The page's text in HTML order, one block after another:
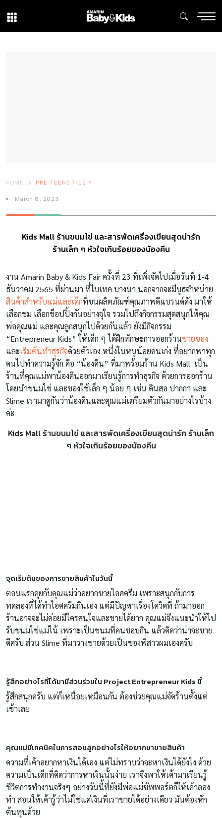
HOME PRE-TEENS 7-12 Y
March 8, 2023
Kids Mall ร้านขนมไข่ และสารพัดเครื่องเขียนสุดน่ารัก
ร้านเล็ก ๆ หัวใจเกินร้อยของน้องคีน
งาน Amarin Baby & Kids Fair ครั้งที่ 23 ที่เพิ่งจัดไปเมื่อวันที่ 1-4
ธันวาคม 2565 ที่ผ่านมา ที่ไบเทค บางนา นอกจากจะมีบูธจำหน่าย
สินค้าสำหรับแม่และเด็กที่ขนผลิตภัณฑ์คุณภาพดีแบรนด์ดัง มาให้
เลือกชม เลือกช็อปปิ้งกันอย่างจุใจ รวมไปถึงกิจกรรมสุดสนุกให้คุณ
พ่อคุณแม่ และคุณลูกสนุกไปด้วยกันแล้ว ยังมีกิจกรรม
“Entrepreneur Kids” ให้เด็ก ๆ ได้ฝึกทักษะการออกร้านขายของ
และเริ่มต้นทำธุรกิจด้วยตัวเอง หนึ่งในหนูน้อยคนเก่ง ที่อยากพาทุก
คนไปทำความรู้จัก คือ “น้องคีน” ที่มาพร้อมร้าน Kids Mall เป็น
ร้านที่คุณแม่พาน้องคีนออกมาเรียนรู้การทำธุรกิจ ด้วยการออกร้าน
โดยนำขนมไข่ และของใช้เล็ก ๆ น้อย ๆ เช่น ดินสอ ปากกา และ
Slime เรามาดูกันว่าน้องคีนและคุณแม่เตรียมตัวกันมาอย่างไรบ้าง
ค่ะ
Kids Mall ร้านขนมไข่ และสารพัดเครื่องเขียนสุดน่ารัก ร้านเล็ก
ๆ หัวใจเกินร้อยของน้องคีน
จุดเริ่มต้นของการขายสินค้าในวันนี้
ตอนแรกคุยกับคุณแม่ว่าอยากขายไอศครีม เพราะสนุกกับการ
ทดลองที่ได้ทำไอศครีมกินเอง แต่มีปัญหาเรื่องโควิดที่ ถ้ามาออก
ร้านอาจจะไม่ค่อยมีใครสนใจและขายได้ยาก คุณแม่จึงแนะนำให้ไป
รับขนมไข่แม่ไน้ เพราะเป็นขนมที่คนชอบกิน แล้วคิดว่าน่าจะขาย
ดีครับ ส่วน Slime ที่มาวางขายด้วยเป็นของพี่สาวผมเองครับ
รู้สึกอย่างไรที่ได้มามีส่วนร่วมใน Project Entrepreneur Kids นี้
รู้สึกสนุกครับ แต่ก็เหนื่อยเหมือนกัน ต้องช่วยคุณแม่จัดร้านตั้งแต่
เช้าเลย
คุณแม่มีเทคนิคในการสอนลูกอย่างไรให้อยากมาขายสินค้า
ความที่เค้าอยากหาเงินได้เอง แต่ไม่ทราบว่าจะหาเงินได้ยังไง ด้วย
ความเป็นเด็กที่คิดว่าการหาเงินนั้นง่าย เราจึงพาให้เค้ามาเรียนรู้
ชีวิตการทำงานจริงๆ อย่างวันนี้ที่ยังมีพ่อแม่ซัพพอร์ตก็ให้เค้าลอง
ทำ สอนให้เค้ารู้ว่าไม่ใช่แค่เงินที่เราขายได้อย่างเดียว มันต้องหัก
ต้นทุนด้วย